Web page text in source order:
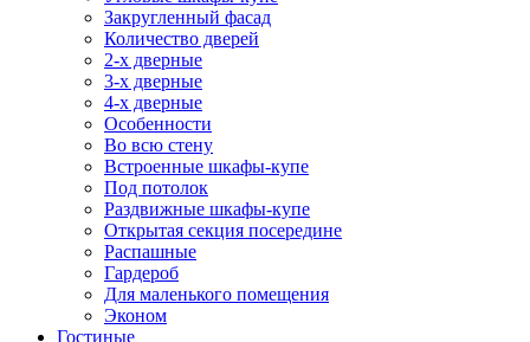
Закругленный фасад
Количество дверей
2-х дверные
3-х дверные
4-х дверные
Особенности
Во всю стену
Встроенные шкафы-купе
Под потолок
Раздвижные шкафы-купе
Открытая секция посередине
Распашные
Гардероб
Для маленького помещения
Эконом
Гостиные